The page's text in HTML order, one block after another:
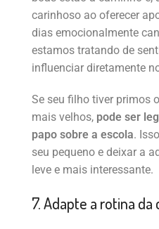
carinhoso ao oferecer
dias emocionalmente
estamos tratando de
influenciar diretamente
Se seu filho tiver primos
mais velhos, pode ser
papo sobre a escola.
seu pequeno e deixar a
leve e mais interessante.
7. Adapte a rotina da